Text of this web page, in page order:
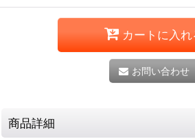
カートに入れ
お問い合わせ
商品詳細